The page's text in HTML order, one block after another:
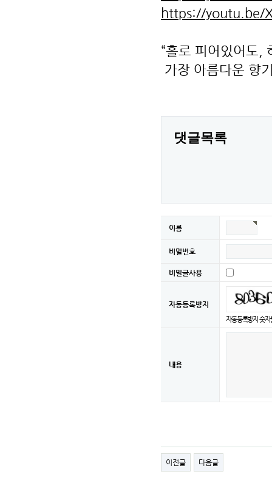
https://youtu.be/
“홀로 피어있어도,
가장 아름다운 향
댓글목록
이름
비밀번호
비밀글사용
자동등록방지
자동등록방지 숫자
내용
이전글 다음글